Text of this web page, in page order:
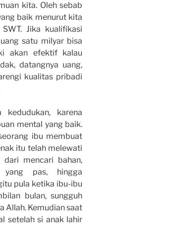
kita. Oleh sebab
baik menurut kita
Jika kualifikasi
satu milyar bisa
akan efektif kalau
datangnya uang,
kualitas pribadi
karena
mental yang baik.
ibu membuat
itu telah melewati
mencari bahan,
yang pas, hingga
pula ketika ibu-ibu
bulan, sungguh
Allah. Kemudian saat
setelah si anak lahir